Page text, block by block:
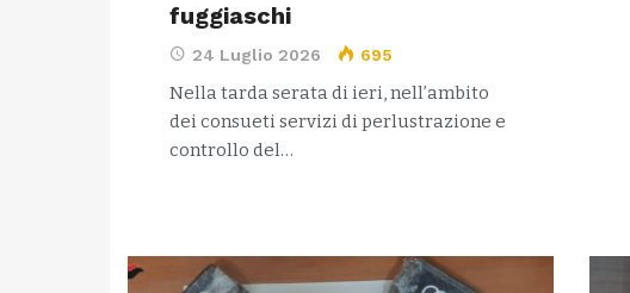
fuggiaschi
24 Luglio 2026 695
Nella tarda serata di ieri, nell’ambito
dei consueti servizi di perlustrazione e
controllo del…